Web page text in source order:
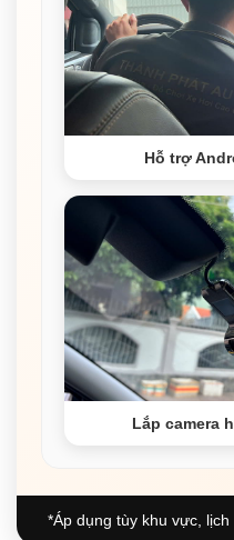
Hỗ trợ
Lắp camera
*Áp dụng tùy khu vực,